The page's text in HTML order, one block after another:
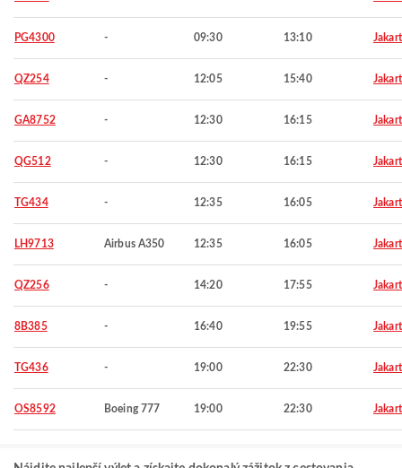
PG4300 - 09:30 13:10
QZ254 - 12:05 15:40
GA8752 - 12:30 16:15
QG512 - 12:30 16:15
TG434 - 12:35 16:05
LH9713 Airbus A350 12:35 16:05
QZ256 - 14:20 17:55
8B385 - 16:40 19:55
TG436 - 19:00 22:30
OS8592 Boeing 777 19:00 22:30